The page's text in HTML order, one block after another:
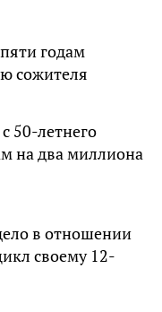
годам
сожителя
50-летнего
на два миллиона
в отношении
своему 12-